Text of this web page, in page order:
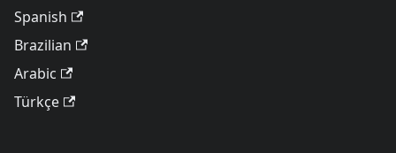
Spanish
Brazilian
Arabic
Türkçe